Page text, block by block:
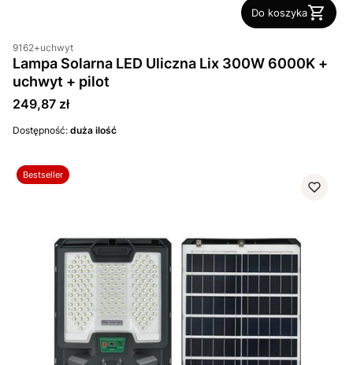
Do koszyka
9162+uchwyt
Lampa Solarna LED Uliczna Lix 300W 6000K +
uchwyt + pilot
Cena
249,87 zł
Dostępność: duża ilość
Bestseller